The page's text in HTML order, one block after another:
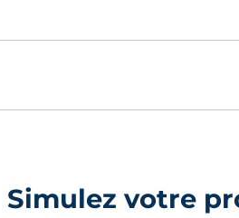
Simulez votre